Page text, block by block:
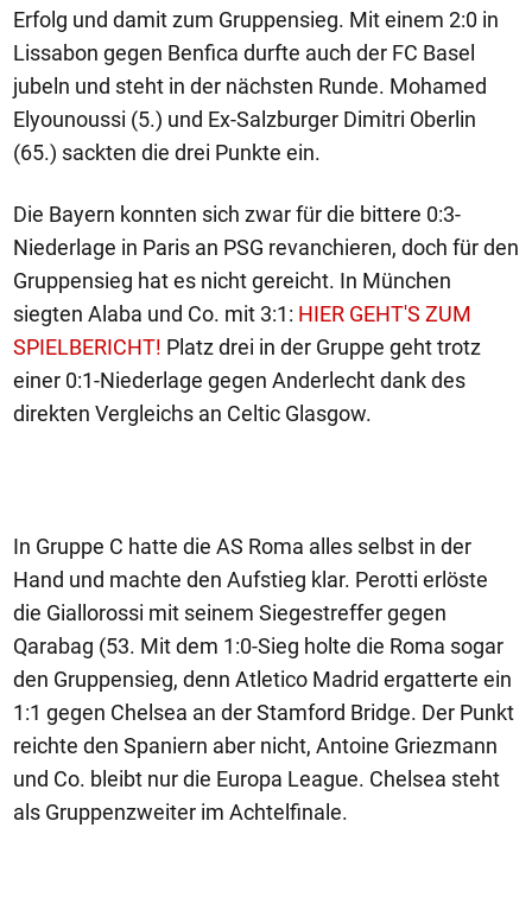
Erfolg und damit zum Gruppensieg. Mit einem 2:0 in
Lissabon gegen Benfica durfte auch der FC Basel
jubeln und steht in der nächsten Runde. Mohamed
Elyounoussi (5.) und Ex-Salzburger Dimitri Oberlin
(65.) sackten die drei Punkte ein.
Die Bayern konnten sich zwar für die bittere 0:3-
Niederlage in Paris an PSG revanchieren, doch für den
Gruppensieg hat es nicht gereicht. In München
siegten Alaba und Co. mit 3:1: HIER GEHT'S ZUM
SPIELBERICHT! Platz drei in der Gruppe geht trotz
einer 0:1-Niederlage gegen Anderlecht dank des
direkten Vergleichs an Celtic Glasgow.
In Gruppe C hatte die AS Roma alles selbst in der
Hand und machte den Aufstieg klar. Perotti erlöste
die Giallorossi mit seinem Siegestreffer gegen
Qarabag (53. Mit dem 1:0-Sieg holte die Roma sogar
den Gruppensieg, denn Atletico Madrid ergatterte ein
1:1 gegen Chelsea an der Stamford Bridge. Der Punkt
reichte den Spaniern aber nicht, Antoine Griezmann
und Co. bleibt nur die Europa League. Chelsea steht
als Gruppenzweiter im Achtelfinale.